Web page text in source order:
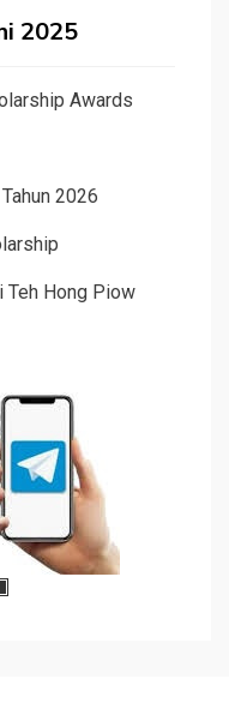
2025
Awards
2026
Teh Hong Piow